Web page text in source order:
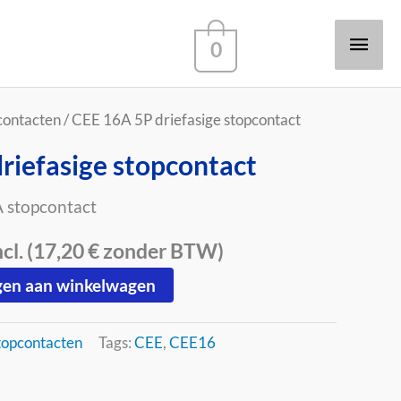
0
/ CEE 16A 5P driefasige stopcontact
stopcontact
stopcontact
(17,20€zonder BTW)
aan winkelwagen
Tags:CEE,CEE16